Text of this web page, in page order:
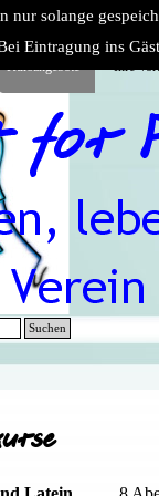
nur solange
Eintragung ins
Kursangebote ▼
Ihre
Suchen